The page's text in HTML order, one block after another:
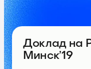
Доклад на
Минск’19